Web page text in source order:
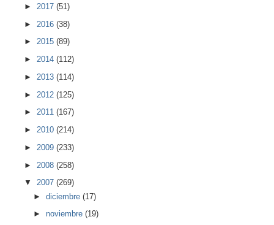
► 2017 (51)
► 2016 (38)
► 2015 (89)
► 2014 (112)
► 2013 (114)
► 2012 (125)
► 2011 (167)
► 2010 (214)
► 2009 (233)
► 2008 (258)
▼ 2007 (269)
►diciembre(17)
►noviembre(19)